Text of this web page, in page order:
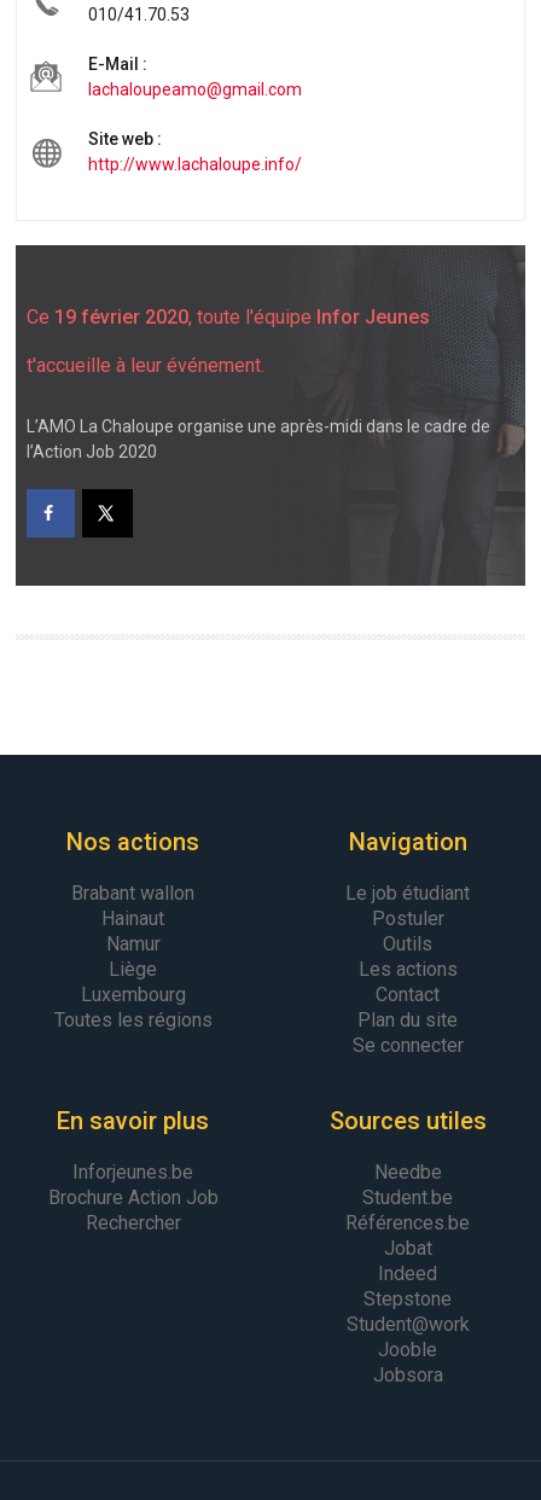
010/41.70.53
E-Mail :
lachaloupeamo@gmail.com
Site web :
http://www.lachaloupe.info/
Ce 19 février 2020, toute l'équipe Infor Jeunes
t'accueille à leur événement.
L’AMO La Chaloupe organise une après-midi dans le cadre de
l’Action Job 2020
Nos actions
Brabant wallon
Hainaut
Namur
Liège
Luxembourg
Toutes les régions
Navigation
Le job étudiant
Postuler
Outils
Les actions
Contact
Plan du site
Se connecter
En savoir plus
Inforjeunes.be
Brochure Action Job
Rechercher
Sources utiles
Needbe
Student.be
Références.be
Jobat
Indeed
Stepstone
Student@work
Jooble
Jobsora